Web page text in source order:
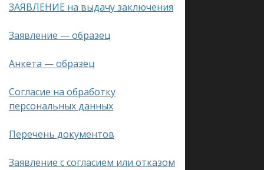
ЗАЯВЛЕНИЕ на выдачу заключения
Заявление — образец
Анкета — образец
Согласие на обработку
персональных данных
Перечень документов
Заявление с согласием или отказом